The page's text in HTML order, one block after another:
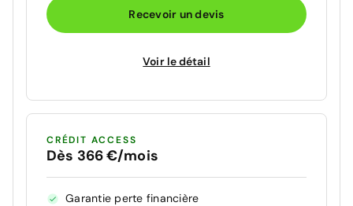
Recevoir un devis
Voir le détail
CRÉDIT ACCESS
Dès 366 €/mois
Garantie perte financière